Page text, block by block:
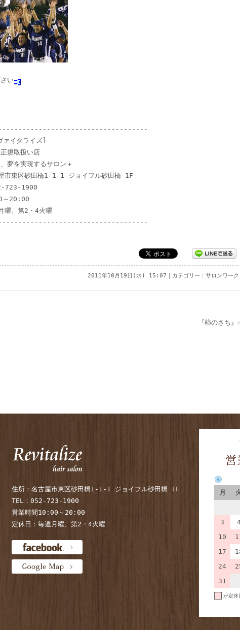
い
イタライズ]
規取扱い店
夢を実現するサロン＋
区砂田橋1-1-1 ジョイフル砂田橋 1F
1900
20:00
、第2・4火曜
2011年10月19日(水) 15:07｜カテゴリー： サロンワーク
『柿のさち』
住所：名古屋市東区砂田橋1-1-1 ジョイフル砂田橋 1F
TEL：052-723-1900
営業時間10:00～20:00
定休日：毎週月曜、第2・4火曜
月
3
10
17
24
31
が定休